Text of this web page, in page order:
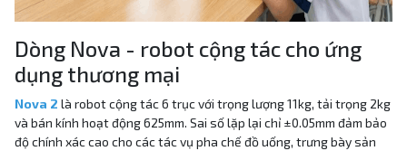
Dòng Nova - robot cộng tác cho ứng
dụng thương mại
Nova 2 là robot cộng tác 6 trục với trọng lượng 11kg, tải trọng 2kg
và bán kính hoạt động 625mm. Sai số lặp lại chỉ ±0.05mm đảm bảo
độ chính xác cao cho các tác vụ pha chế đồ uống, trưng bày sản